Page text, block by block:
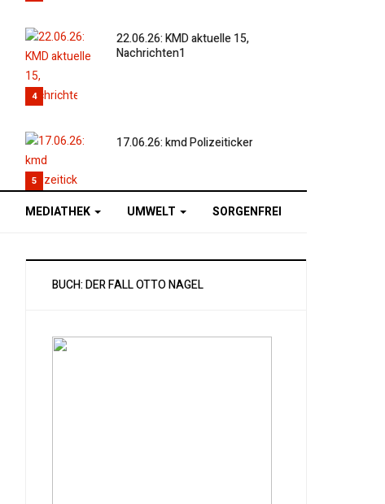
4
22.06.26: KMD aktuelle 15,
Nachrichten1
5
17.06.26: kmd Polizeiticker
MEDIATHEK UMWELT SORGENFREI
BUCH: DER FALL OTTO NAGEL